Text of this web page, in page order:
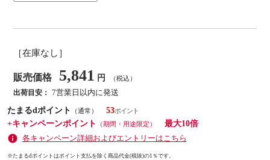
［在庫なし］
販売価格 5,841 円 （税込）
出荷目安： 7営業日以内に発送
たまるdポイント
（通常）
53
+キャンペーンポイント
（期間・用途限定）
最大10倍
各キャンペーン詳細およびエントリーはこちら
※たまるdポイントはポイント支払を除く商品代金(税抜)の1％です。